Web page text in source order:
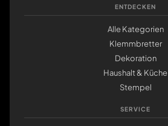
ENTDECKEN
Alle Kategorien
Klemmbretter
Dekoration
Haushalt & Küche
Stempel
SERVICE